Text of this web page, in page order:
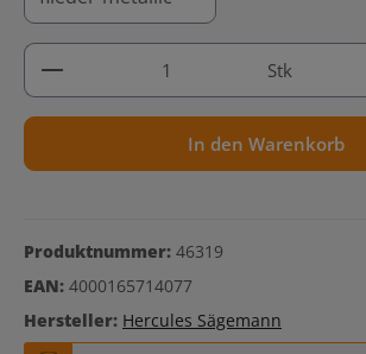
Produkt Anzahl: Gib denStk
In den Warenkorb
Produktnummer: 46319
EAN: 4000165714077
Hersteller: Hercules Sägemann